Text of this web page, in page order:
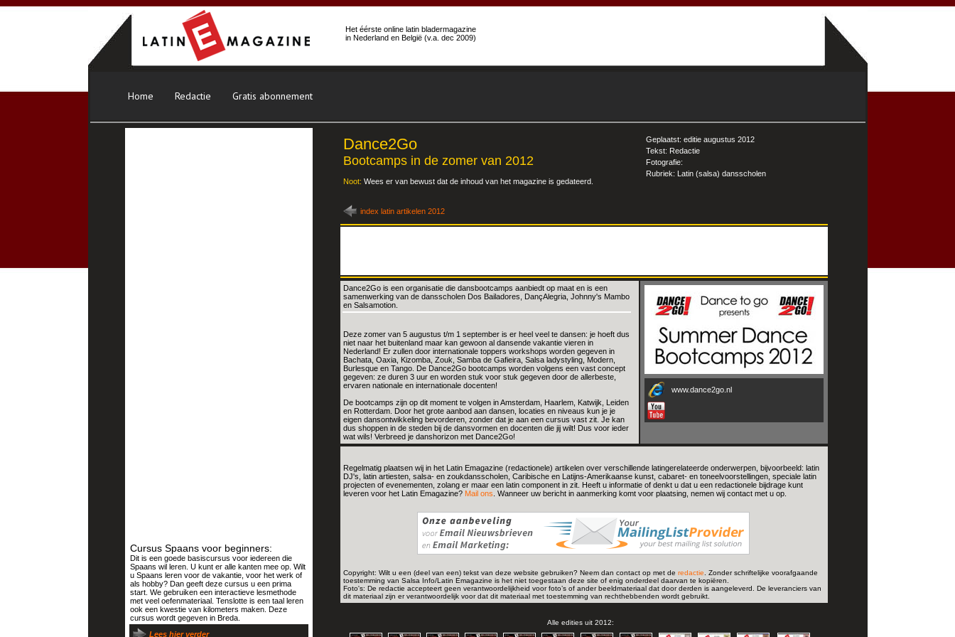
Het éérste online latin bladermagazine
in Nederland en België (v.a. dec 2009)
Home Redactie Gratis abonnement
Cursus Spaans voor beginners:
Dit is een goede basiscursus voor iedereen die
Spaans wil leren. U kunt er alle kanten mee op. Wilt
u Spaans leren voor de vakantie, voor het werk of
als hobby? Dan geeft deze cursus u een prima
start. We gebruiken een interactieve lesmethode
met veel oefenmateriaal. Tenslotte is een taal leren
ook een kwestie van kilometers maken. Deze
cursus wordt gegeven in Breda.
Lees hier verder
Dance2Go
Bootcamps in de zomer van 2012
Noot: Wees er van bewust dat de inhoud van het magazine is gedateerd.
index latin artikelen 2012
Geplaatst: editie augustus 2012
Tekst: Redactie
Fotografie:
Rubriek: Latin (salsa) dansscholen
Dance2Go is een organisatie die dansbootcamps aanbiedt op maat en is een
samenwerking van de dansscholen Dos Bailadores, DançAlegria, Johnny's Mambo
en Salsamotion.
Deze zomer van 5 augustus t/m 1 september is er heel veel te dansen: je hoeft dus
niet naar het buitenland maar kan gewoon al dansende vakantie vieren in
Nederland! Er zullen door internationale toppers workshops worden gegeven in
Bachata, Oaxia, Kizomba, Zouk, Samba de Gafieira, Salsa ladystyling, Modern,
Burlesque en Tango. De Dance2Go bootcamps worden volgens een vast concept
gegeven: ze duren 3 uur en worden stuk voor stuk gegeven door de allerbeste,
ervaren nationale en internationale docenten!
De bootcamps zijn op dit moment te volgen in Amsterdam, Haarlem, Katwijk, Leiden
en Rotterdam. Door het grote aanbod aan dansen, locaties en niveaus kun je je
eigen dansontwikkeling bevorderen, zonder dat je aan een cursus vast zit. Je kan
dus shoppen in de steden bij de dansvormen en docenten die jij wilt! Dus voor ieder
wat wils! Verbreed je danshorizon met Dance2Go!
www.dance2go.nl
Regelmatig plaatsen wij in het Latin Emagazine (redactionele) artikelen over verschillende latingerelateerde onderwerpen, bijvoorbeeld: latin
DJ's, latin artiesten, salsa- en zoukdansscholen, Caribische en Latijns-Amerikaanse kunst, cabaret- en toneelvoorstellingen, speciale latin
projecten of evenementen, zolang er maar een latin component in zit. Heeft u informatie of denkt u dat u een redactionele bijdrage kunt
leveren voor het Latin Emagazine? Mail ons . Wanneer uw bericht in aanmerking komt voor plaatsing, nemen wij contact met u op.
Copyright: Wilt u een (deel van een) tekst van deze website gebruiken? Neem dan contact op met de redactie . Zonder schriftelijke voorafgaande
toestemming van Salsa Info/Latin Emagazine is het niet toegestaan deze site of enig onderdeel daarvan te kopiëren.
Foto's: De redactie accepteert geen verantwoordelijkheid voor foto’s of ander beeldmateriaal dat door derden is aangeleverd. De leveranciers van
dit materiaal zijn er verantwoordelijk voor dat dit materiaal met toestemming van rechthebbenden wordt gebruikt.
Alle edities uit 2012: